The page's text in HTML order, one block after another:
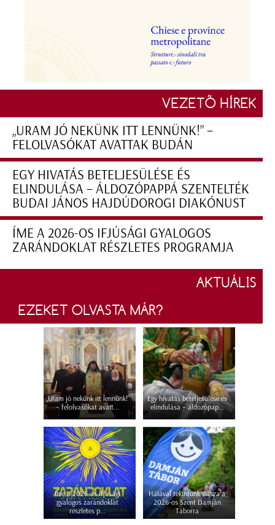
VEZETŐ HÍREK
„URAM JÓ NEKÜNK ITT LENNÜNK!” –
FELOLVASÓKAT AVATTAK BUDÁN
EGY HIVATÁS BETELJESÜLÉSE ÉS
ELINDULÁSA – ÁLDOZÓPAPPÁ SZENTELTÉK
BUDAI JÁNOS HAJDÚDOROGI DIAKÓNUST
ÍME A 2026-OS IFJÚSÁGI GYALOGOS
ZARÁNDOKLAT RÉSZLETES PROGRAMJA
AKTUÁLIS
EZEKET OLVASTA MÁR?
„Uram jó nekünk itt lennünk!”
– felolvasókat avatt...
Egy hivatás beteljesülése és
elindulása – áldozópap...
Íme a 2026-os ifjúsági
gyalogos zarándoklat
részletes p...
Hálával tekintünk vissza a
2026-os Szent Damján
Táborra